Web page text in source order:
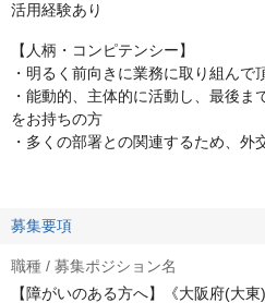
活用経験あり
【人柄・コンピテンシー】
・明るく前向きに業務に取り組んで
・能動的、主体的に活動し、最後
をお持ちの方
・多くの部署との関連するため、外
募集要項
職種 / 募集ポジション名
【障がいのある方へ】《大阪府(大